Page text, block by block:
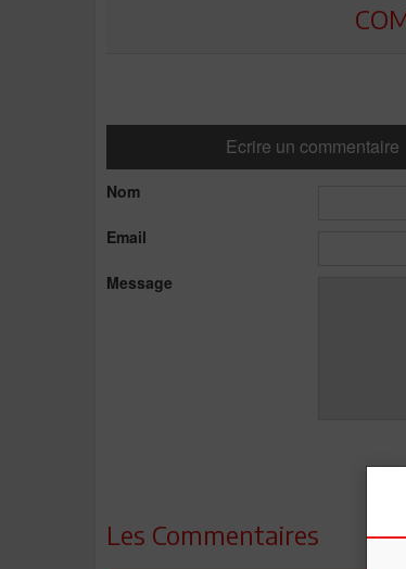
Ecrire un commentaire
Nom
Email
Message
Les Commentaires